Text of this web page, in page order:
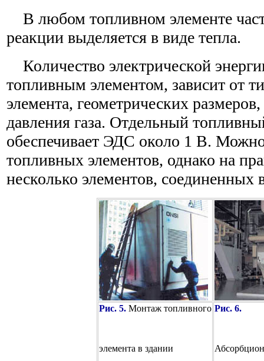
В любом топливном элементе
реакции выделяется в виде тепла.
Количество электрической
топливным элементом, зависит от
элемента, геометрических
давления газа. Отдельный
обеспечивает ЭДС около 1 В.
топливных элементов, однако на
несколько элементов, соединенных
Рис. 5. Монтаж топливного
элемента в здании
Рис. 6.